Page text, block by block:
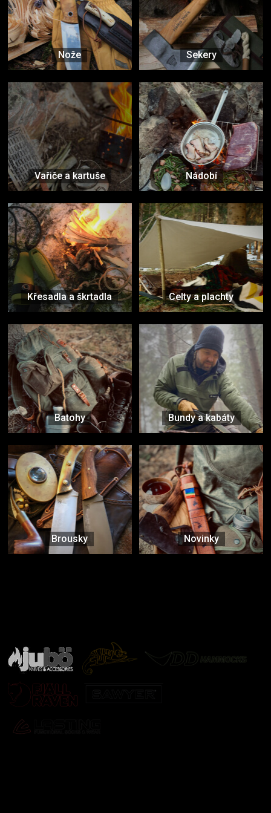
Nože Sekery
Vařiče a kartuše Nádobí
Křesadla a škrtadla Celty a plachty
Batohy Bundy a kabáty
Brousky Novinky